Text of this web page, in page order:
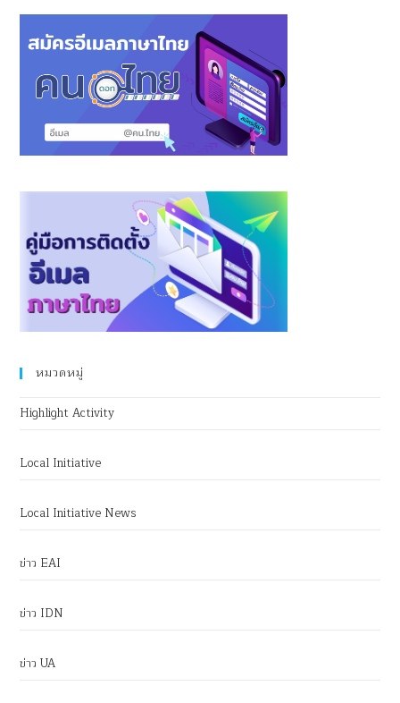
หมวดหมู่
Highlight Activity
Local Initiative
Local Initiative News
ข่าว EAI
ข่าว IDN
ข่าว UA